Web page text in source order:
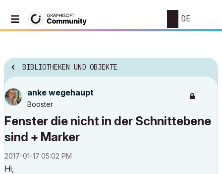
DE
BIBLIOTHEKEN UND OBJEKTE
anke wegehaupt
Booster
Fenster die nicht in der Schnittebene
sind + Marker
‎2017-01-17 05:02 PM
Hi,